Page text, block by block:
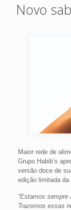
Novo
Maior rede de
Grupo Habib’s
versão doce de
edição limitada
“Estamos
Trazemos essas